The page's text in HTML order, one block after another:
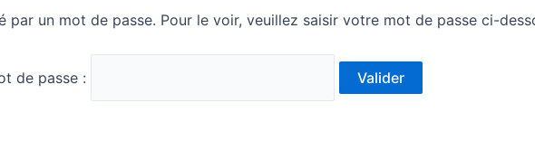
par un mot de passe. Pour le voir, veuillez saisir votre mot de passe ci-
de passe :